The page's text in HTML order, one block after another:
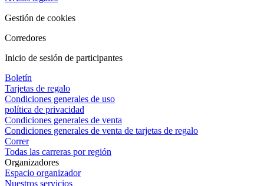
Gestión de cookies
Corredores
Inicio de sesión de participantes
Boletín
Tarjetas de regalo
Condiciones generales de uso
política de privacidad
Condiciones generales de venta
Condiciones generales de venta de tarjetas de regalo
Correr
Todas las carreras por región
Organizadores
Espacio organizador
Nuestros servicios